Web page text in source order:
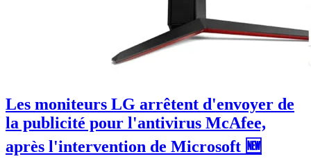
Les moniteurs LG arrêtent d'envoyer de
la publicité pour l'antivirus McAfee,
après l'intervention de Microsoft 🆕